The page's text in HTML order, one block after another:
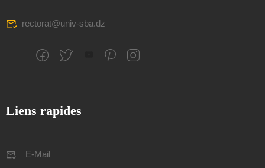
rectorat@univ-sba.dz
Liens rapides
E-Mail